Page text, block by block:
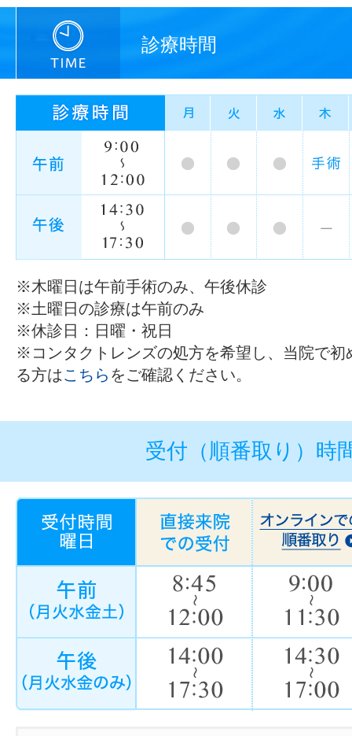
診療時間
※木曜日は午前手術のみ、午後休診
※土曜日の診療は午前のみ
※休診日：日曜・祝日
※コンタクトレンズの処方を希望し、当院で初
る方はこちら をご確認ください。
受付（順番取り）時